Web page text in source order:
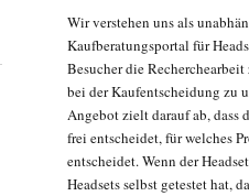
Wir verstehen uns als
Kaufberatungsportal für
Besucher die
bei der Kaufentscheidung zu
Angebot zielt darauf ab, dass
frei entscheidet, für welches
entscheidet. Wenn der
Headsets selbst getestet hat,